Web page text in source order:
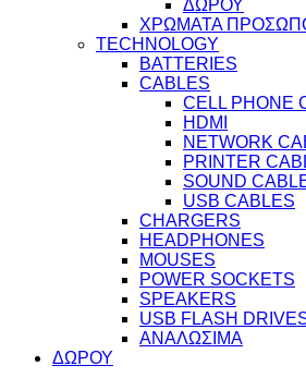
ΔΩΡΟΥ
ΧΡΩΜΑΤΑ
TECHNOLOGY
BATTERIES
CABLES
CELL PHONE
HDMI
NETWORK
PRINTER
SOUND
USB CABLES
CHARGERS
HEADPHONES
MOUSES
POWER SOCKETS
SPEAKERS
USB FLASH
ΑΝΑΛΩΣΙΜΑ
ΔΩΡΟΥ